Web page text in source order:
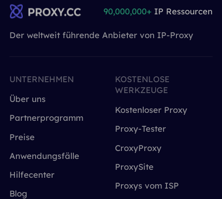
Der weltweit führende Anbieter von IP-Proxy
90,000,000+ IP Ressourcen
UNTERNEHMEN
Über uns
Partnerprogramm
Preise
Anwendungsfälle
Hilfecenter
Blog
KOSTENLOSE
WERKZEUGE
Kostenloser Proxy
Proxy-Tester
CroxyProxy
ProxySite
Proxys vom ISP